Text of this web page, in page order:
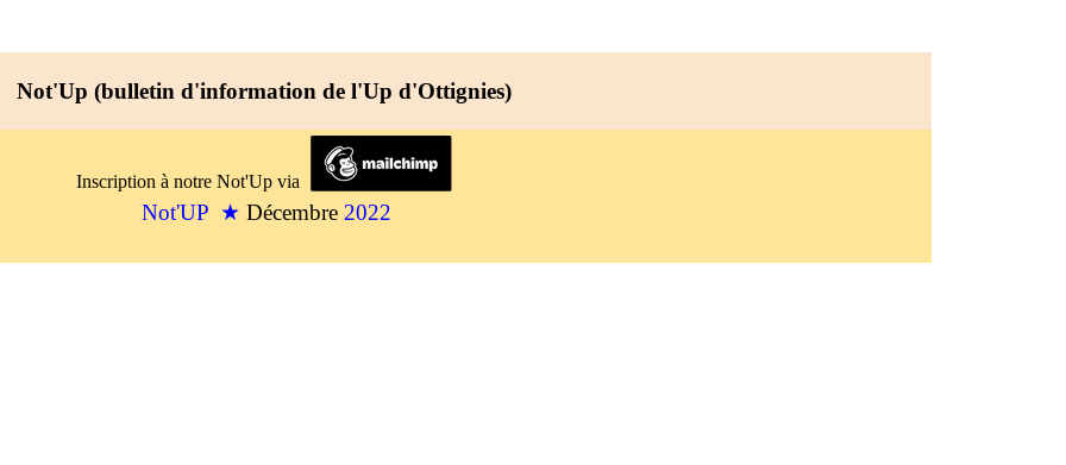
Not'Up (bulletin d'information de l'Up d'Ottignies)
Inscription à notre Not'Up via
Not'UP ★ Décembre 2022